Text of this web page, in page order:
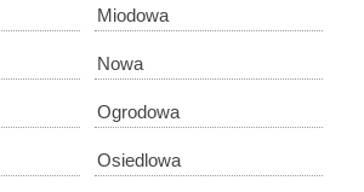
Miodowa
Nowa
Ogrodowa
Osiedlowa